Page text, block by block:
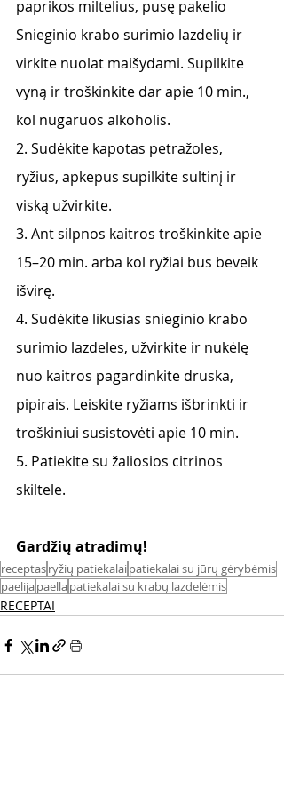
paprikos miltelius, pusę pakelio
Snieginio krabo surimio lazdelių ir
virkite nuolat maišydami. Supilkite
vyną ir troškinkite dar apie 10 min.,
kol nugaruos alkoholis.
2. Sudėkite kapotas petražoles,
ryžius, apkepus supilkite sultinį ir
viską užvirkite.
3. Ant silpnos kaitros troškinkite apie
15–20 min. arba kol ryžiai bus beveik
išvirę.
4. Sudėkite likusias snieginio krabo
surimio lazdeles, užvirkite ir nukėlę
nuo kaitros pagardinkite druska,
pipirais. Leiskite ryžiams išbrinkti ir
troškiniui susistovėti apie 10 min.
5. Patiekite su žaliosios citrinos
skiltele.
Gardžių atradimų!
receptasryžių patiekalaipatiekalai su jūrų gėrybėmis
paelijapaellapatiekalai su krabų lazdelėmis
RECEPTAI